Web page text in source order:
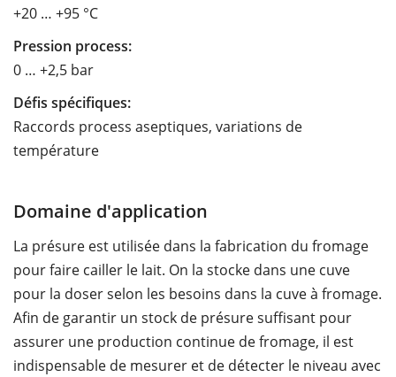
+20 … +95 °C
Pression process:
0 … +2,5 bar
Défis spécifiques:
Raccords process aseptiques, variations de
température
Domaine d'application
La présure est utilisée dans la fabrication du fromage
pour faire cailler le lait. On la stocke dans une cuve
pour la doser selon les besoins dans la cuve à fromage.
Afin de garantir un stock de présure suffisant pour
assurer une production continue de fromage, il est
indispensable de mesurer et de détecter le niveau avec